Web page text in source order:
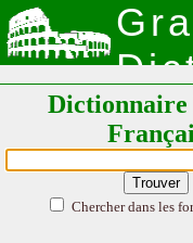
Chercher dans les